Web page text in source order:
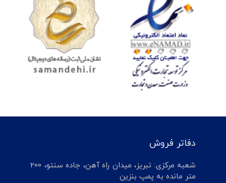
دفاتر فروش
شعبه مرکزی: تبریز، میدان راه آهن، جاده سنتو، 200
متر مانده به پمپ بنزین